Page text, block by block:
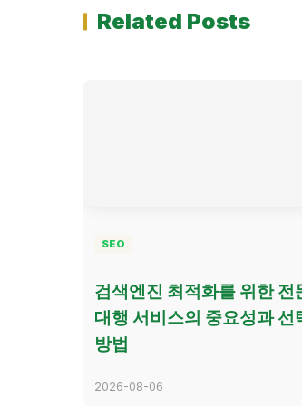
Related Posts
SEO
검색엔진 최적화를 위한 전
대행 서비스의 중요성과 선
방법
2026-08-06